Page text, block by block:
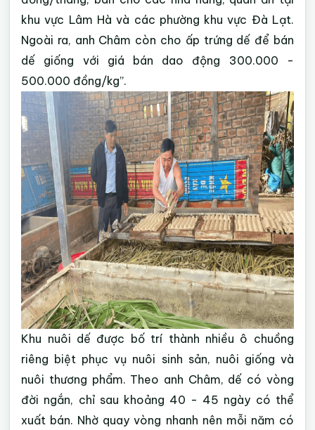
khu vực Lâm Hà và các phường khu vực Đà Lạt.
Ngoài ra, anh Châm còn cho ấp trứng dế để bán
dế giống với giá bán dao động 300.000 -
500.000 đồng/kg”.
Khu nuôi dế được bố trí thành nhiều ô chuồng
riêng biệt phục vụ nuôi sinh sản, nuôi giống và
nuôi thương phẩm. Theo anh Châm, dế có vòng
đời ngắn, chỉ sau khoảng 40 - 45 ngày có thể
xuất bán. Nhờ quay vòng nhanh nên mỗi năm có